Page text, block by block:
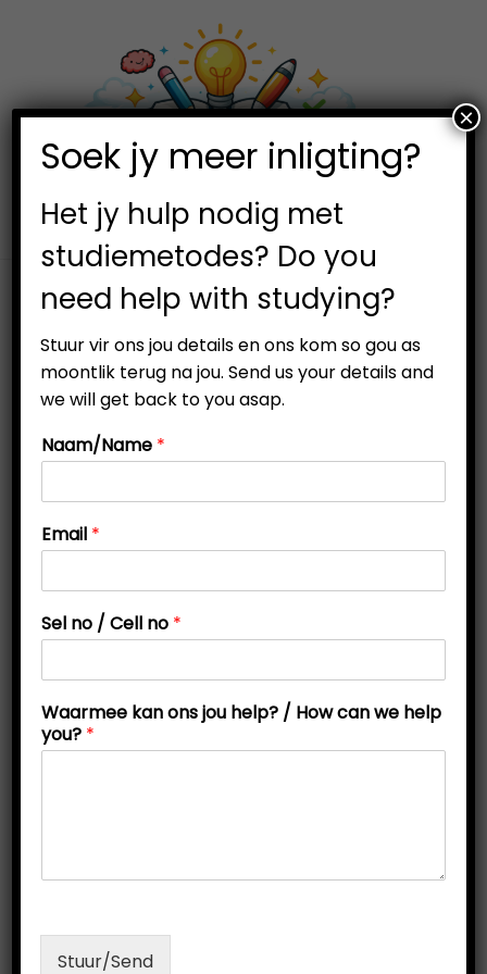
0
Julie 10, 2020 M
. by
Soek jy meer inligting?
Het jy hulp nodig met
studiemetodes? Do you
need help with studying?
Stuur vir ons jou details en ons kom so gou as
moontlik terug na jou. Send us your details and
we will get back to you asap.
Naam/Name *
Email *
n
o
H
o
w
Sel no / Cell no *
Waarmee kan ons jou help? / How can we help
you? *
Stuur/Send
×